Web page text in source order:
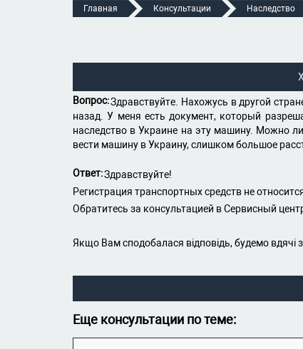
Главная Консультации Наследство
Вопрос:Здравствуйте. Нахожусь в другой
назад. У меня есть документ, который
наследство в Украине на эту машину. Можно
вести машину в Украину, слишком большое
Ответ:Здравствуйте!
Регистрация транспортных средств не
Обратитесь за консультацией в Сервисный
Якщо Вам сподобалася відповідь, будемо вдячі
Еще консультации по теме: